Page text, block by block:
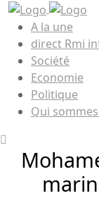
A la une
direct Rmi
Société
Economie
Politique
Qui